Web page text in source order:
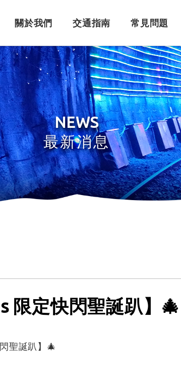
須知 訂票系統
關於我們
介紹 車體設計
交通指南
開車
常見問題
問題 搭乘問題
NEWS
最新消息
限定快閃聖誕趴】🎄
聖誕趴】🎄